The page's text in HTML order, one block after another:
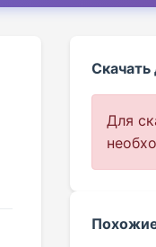
Скачать
Для